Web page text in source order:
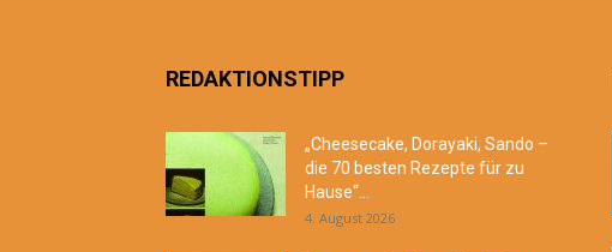
REDAKTIONSTIPP
„Cheesecake, Dorayaki, Sando –
die 70 besten Rezepte für zu
Hause“...
4. August 2026